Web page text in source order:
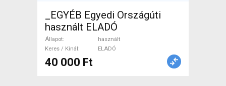
_EGYÉB Egyedi Országúti
használt ELADÓ
Állapot
használt
Keres / Kínál
ELADÓ
40 000 Ft